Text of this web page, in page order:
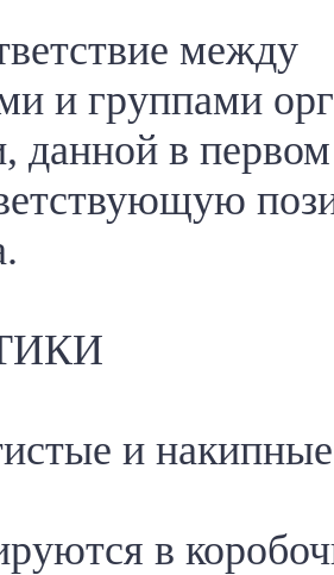
между
и группами
данной в
и накипные
в